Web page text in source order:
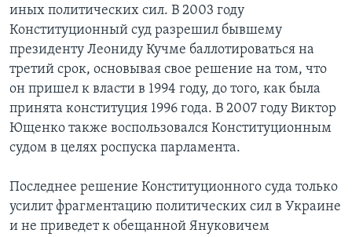
иных политических сил. В 2003 году
Конституционный суд разрешил бывшему
президенту Леониду Кучме баллотироваться на
третий срок, основывая свое решение на том, что
он пришел к власти в 1994 году, до того, как была
принята конституция 1996 года. В 2007 году Виктор
Ющенко также воспользовался Конституционным
судом в целях роспуска парламента.
Последнее решение Конституционного суда только
усилит фрагментацию политических сил в Украине
и не приведет к обещанной Януковичем